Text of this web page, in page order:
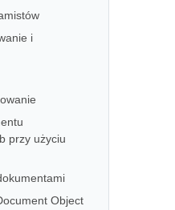
i
przy użyciu
Object